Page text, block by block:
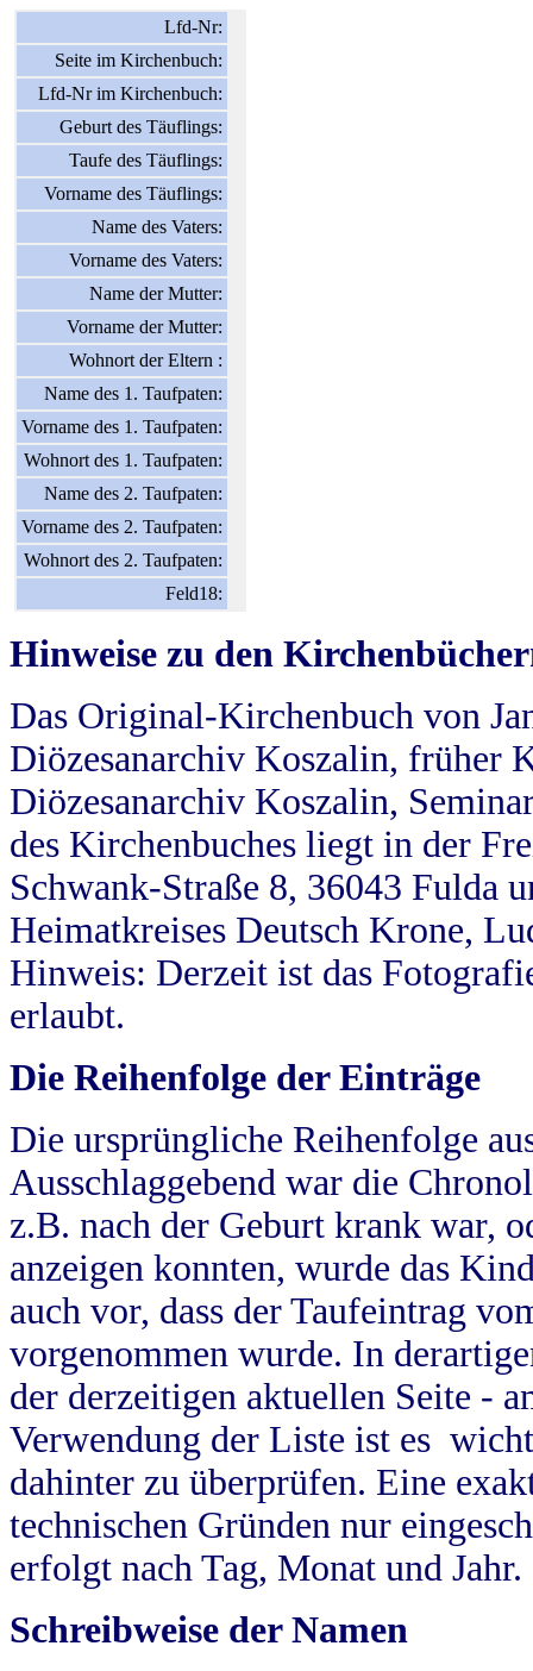
Lfd-Nr:
Seite im Kirchenbuch:
Lfd-Nr im Kirchenbuch:
Geburt des Täuflings:
Taufe des Täuflings:
Vorname des Täuflings:
Name des Vaters:
Vorname des Vaters:
Name der Mutter:
Vorname der Mutter:
Wohnort der Eltern :
Name des 1. Taufpaten:
Vorname des 1. Taufpaten:
Wohnort des 1. Taufpaten:
Name des 2. Taufpaten:
Vorname des 2. Taufpaten:
Wohnort des 2. Taufpaten:
Feld18:
Hinweise zu den
Das Original-Kirchenbuch von
Diözesanarchiv Koszalin, früher
Diözesanarchiv Koszalin,
des Kirchenbuches liegt in der
Schwank-Straße 8, 36043 Fulda
Heimatkreises Deutsch Krone,
Hinweis: Derzeit ist das
erlaubt.
Die Reihenfolge der Einträge
Die ursprüngliche Reihenfolge
Ausschlaggebend war die
z.B. nach der Geburt krank war,
anzeigen konnten, wurde das
auch vor, dass der Taufeintrag
vorgenommen wurde. In
der derzeitigen aktuellen Seite -
Verwendung der Liste ist es
dahinter zu überprüfen. Eine
technischen Gründen nur
erfolgt nach Tag, Monat und Jahr.
Schreibweise der Namen